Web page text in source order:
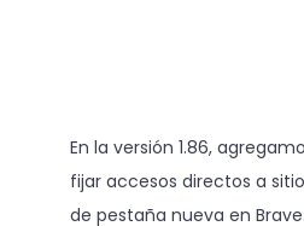
En la versión 1.86,
fijar accesos directos a
de pestaña nueva en